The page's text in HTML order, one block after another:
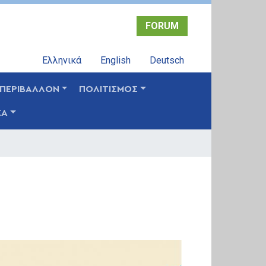
FORUM
Ελληνικά English Deutsch
ΠΕΡΙΒΑΛΛΟΝ ΠΟΛΙΤΙΣΜΟΣ